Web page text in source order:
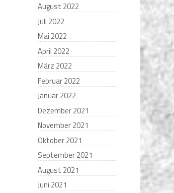
August 2022
Juli 2022
Mai 2022
April 2022
März 2022
Februar 2022
Januar 2022
Dezember 2021
November 2021
Oktober 2021
September 2021
August 2021
Juni 2021